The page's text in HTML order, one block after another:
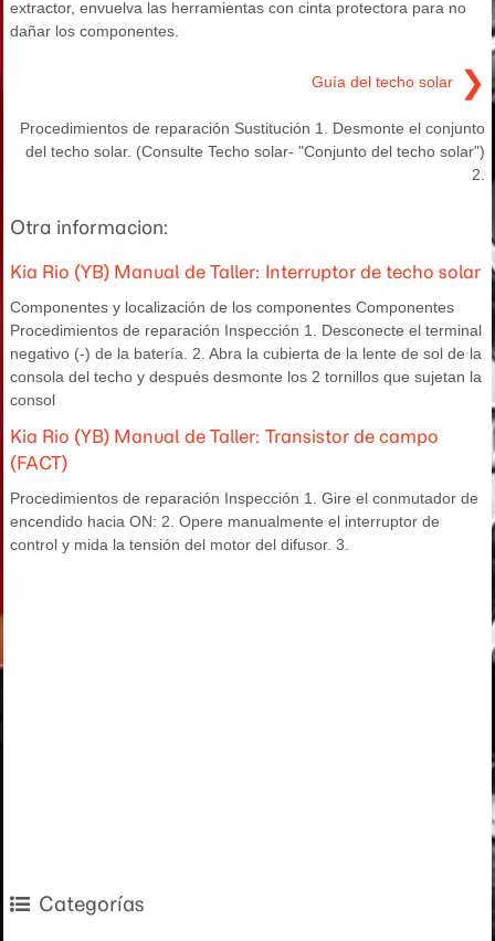
extractor, envuelva las herramientas con cinta protectora para no
dañar los componentes.
Guía del techo solar ❯
Procedimientos de reparación Sustitución 1. Desmonte el conjunto
del techo solar. (Consulte Techo solar- "Conjunto del techo solar")
2.
Otra informacion:
Kia Rio (YB) Manual de Taller: Interruptor de techo solar
Componentes y localización de los componentes Componentes
Procedimientos de reparación Inspección 1. Desconecte el terminal
negativo (-) de la batería. 2. Abra la cubierta de la lente de sol de la
consola del techo y después desmonte los 2 tornillos que sujetan la
consol
Kia Rio (YB) Manual de Taller: Transistor de campo
(FACT)
Procedimientos de reparación Inspección 1. Gire el conmutador de
encendido hacia ON: 2. Opere manualmente el interruptor de
control y mida la tensión del motor del difusor. 3.
Categorías